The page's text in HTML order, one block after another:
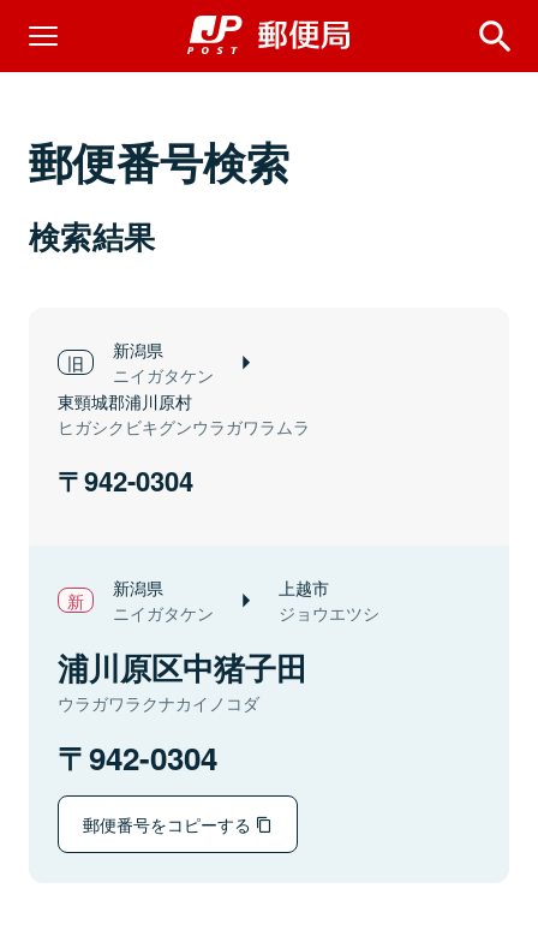
郵便番号検索
検索結果
新潟県
ニイガタケン
東頸城郡浦川原村
ヒガシクビキグンウラガワラムラ
942-0304
新潟県
ニイガタケン
上越市
ジョウエツシ
浦川原区中猪子田
ウラガワラクナカイノコダ
942-0304
郵便番号をコピーする